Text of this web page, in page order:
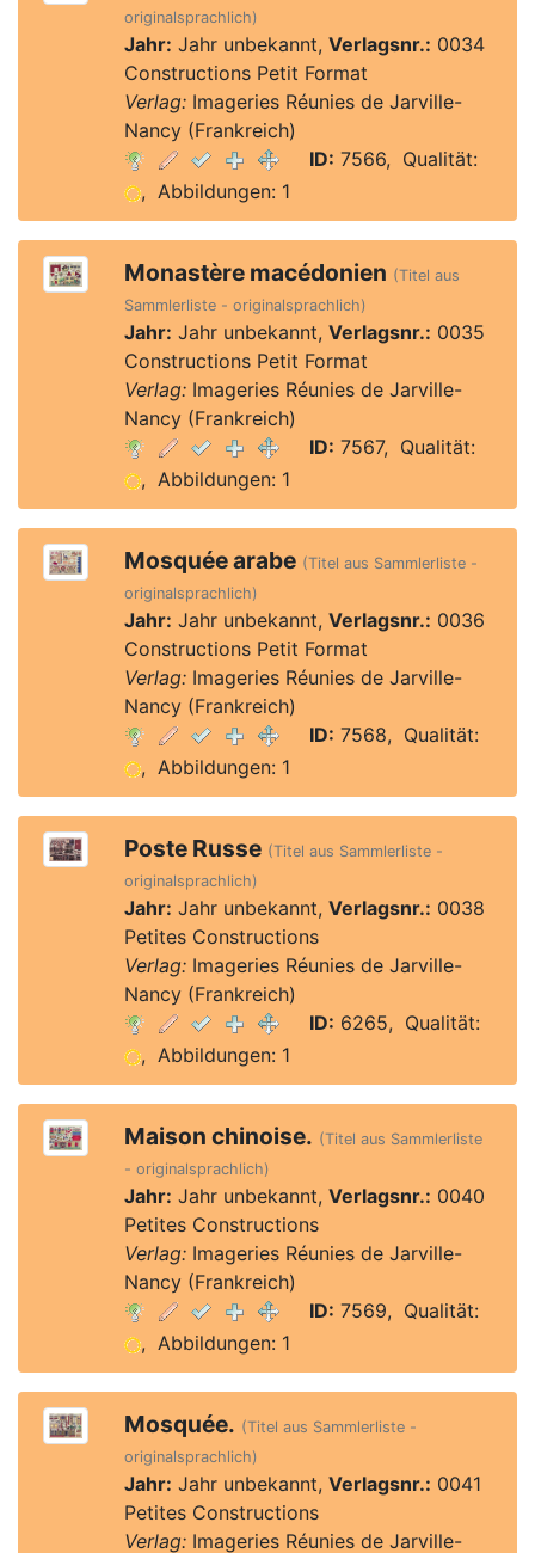
originalsprachlich)
Jahr: Jahr unbekannt, Verlagsnr.: 0034
Constructions Petit Format
Verlag:Imageries Réunies de Jarville-
Nancy (Frankreich)
ID: 7566, Qualität:
, Abbildungen: 1
Monastère macédonien (Titel aus
Sammlerliste - originalsprachlich)
Jahr: Jahr unbekannt, Verlagsnr.: 0035
Constructions Petit Format
Verlag:Imageries Réunies de Jarville-
Nancy (Frankreich)
ID: 7567, Qualität:
, Abbildungen: 1
Mosquée arabe (Titel aus Sammlerliste -
originalsprachlich)
Jahr: Jahr unbekannt, Verlagsnr.: 0036
Constructions Petit Format
Verlag:Imageries Réunies de Jarville-
Nancy (Frankreich)
ID: 7568, Qualität:
, Abbildungen: 1
Poste Russe (Titel aus Sammlerliste -
originalsprachlich)
Jahr: Jahr unbekannt, Verlagsnr.: 0038
Petites Constructions
Verlag:Imageries Réunies de Jarville-
Nancy (Frankreich)
ID: 6265, Qualität:
, Abbildungen: 1
Maison chinoise. (Titel aus Sammlerliste
- originalsprachlich)
Jahr: Jahr unbekannt, Verlagsnr.: 0040
Petites Constructions
Verlag:Imageries Réunies de Jarville-
Nancy (Frankreich)
ID: 7569, Qualität:
, Abbildungen: 1
Mosquée. (Titel aus Sammlerliste -
originalsprachlich)
Jahr: Jahr unbekannt, Verlagsnr.: 0041
Petites Constructions
Verlag:Imageries Réunies de Jarville-